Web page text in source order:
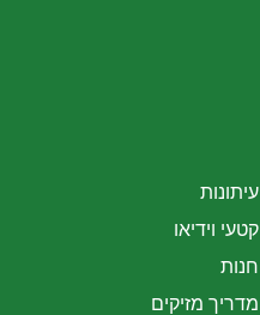
עיתונות
קטעי וידיאו
חנות
מדריך מזיקים